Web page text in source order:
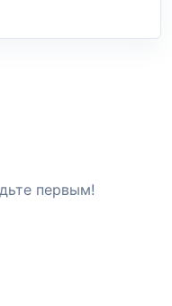
первым!